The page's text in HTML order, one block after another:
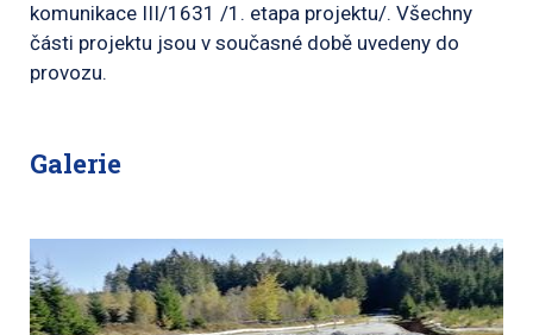
komunikace III/1631 /1. etapa projektu/. Všechny
části projektu jsou v současné době uvedeny do
provozu.
Galerie